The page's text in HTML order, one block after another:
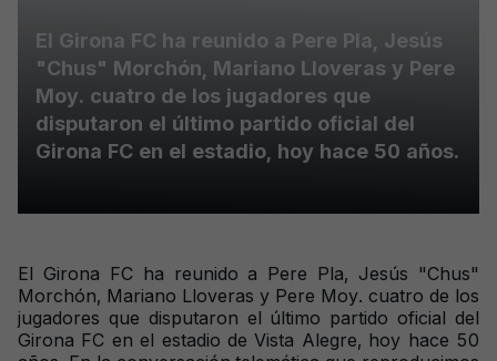
El Girona FC ha reunido a Pere Pla, Jesús
"Chus" Morchón, Mariano Lloveras y Pere
Moy. cuatro de los jugadores que
disputaron el último partido oficial del
Girona FC en el estadio, hoy hace 50 años.
El Girona FC ha reunido a Pere Pla, Jesús "Chus"
Morchón, Mariano Lloveras y Pere Moy. cuatro de los
jugadores que disputaron el último partido oficial del
Girona FC en el estadio de Vista Alegre, hoy hace 50